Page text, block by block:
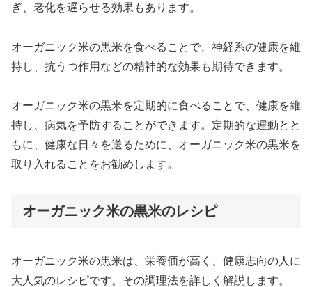
ぎ、老化を遅らせる効果もあります。
オーガニック米の黒米を食べることで、神経系の健康を維
持し、抗うつ作用などの精神的な効果も期待できます。
オーガニック米の黒米を定期的に食べることで、健康を維
持し、病気を予防することができます。定期的な運動とと
もに、健康な日々を送るために、オーガニック米の黒米を
取り入れることをお勧めします。
オーガニック米の黒米のレシピ
オーガニック米の黒米は、栄養価が高く、健康志向の人に
大人気のレシピです。その調理法を詳しく解説します。